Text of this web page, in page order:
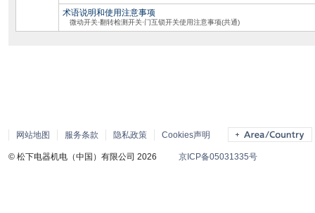
术语说明和使用注意事项
微动开关·翻转检测开关·门互锁开关使用注意事项(共通)
网站地图 服务条款 隐私政策 Cookies声明
© 松下电器机电（中国）有限公司 2026 京ICP备05031335号